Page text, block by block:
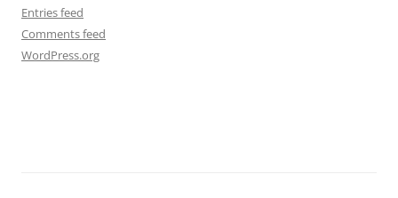
Entries feed
Comments feed
WordPress.org